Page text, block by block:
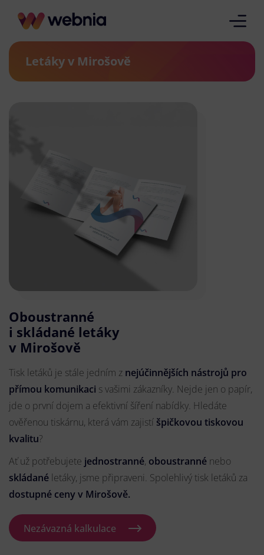
Letáky v Mirošově
Oboustranné
i skládané letáky
v Mirošově
Tisk letáků je stále jedním z nejúčinnějších nástrojů pro
přímou komunikaci s vašimi zákazníky. Nejde jen o papír,
jde o první dojem a efektivní šíření nabídky. Hledáte
ověřenou tiskárnu, která vám zajistí špičkovou tiskovou
kvalitu?
Ať už potřebujete jednostranné, oboustranné nebo
skládané letáky, jsme připraveni. Spolehlivý tisk letáků za
dostupné ceny v Mirošově.
Nezávazná kalkulace